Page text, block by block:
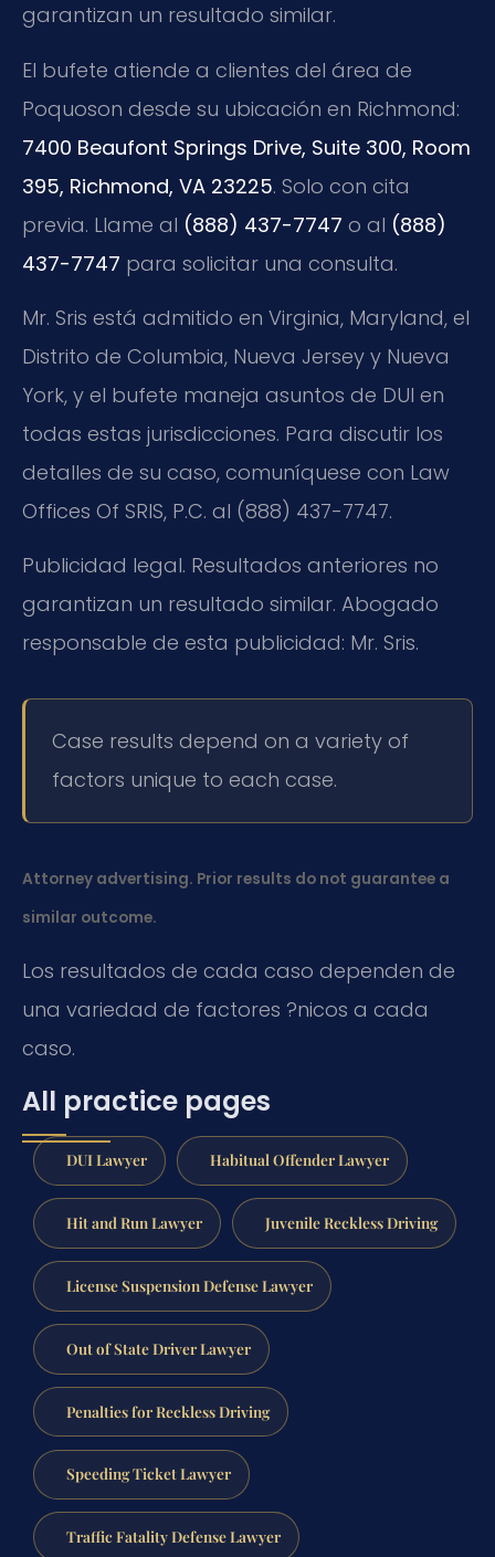
garantizan un resultado similar.
El bufete atiende a clientes del área de
Poquoson desde su ubicación en Richmond:
7400 Beaufont Springs Drive, Suite 300, Room
395, Richmond, VA 23225. Solo con cita
previa. Llame al (888) 437-7747 o al (888)
437-7747 para solicitar una consulta.
Mr. Sris está admitido en Virginia, Maryland, el
Distrito de Columbia, Nueva Jersey y Nueva
York, y el bufete maneja asuntos de DUI en
todas estas jurisdicciones. Para discutir los
detalles de su caso, comuníquese con Law
Offices Of SRIS, P.C. al (888) 437-7747.
Publicidad legal. Resultados anteriores no
garantizan un resultado similar. Abogado
responsable de esta publicidad: Mr. Sris.
Case results depend on a variety of
factors unique to each case.
Attorney advertising. Prior results do not guarantee a
similar outcome.
Los resultados de cada caso dependen de
una variedad de factores ?nicos a cada
caso.
All practice pages
DUI Lawyer Habitual Offender Lawyer
Hit and Run Lawyer Juvenile Reckless Driving
License Suspension Defense Lawyer
Out of State Driver Lawyer
Penalties for Reckless Driving
Speeding Ticket Lawyer
Traffic Fatality Defense Lawyer